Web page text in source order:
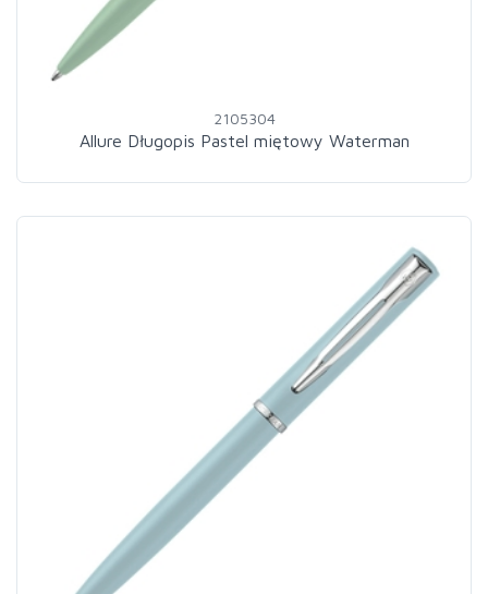
2105304
Allure Długopis Pastel miętowy Waterman